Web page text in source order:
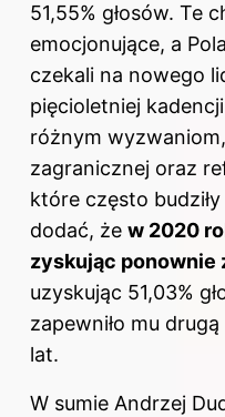
51,55% głosów. Te
emocjonujące, a
czekali na nowego
pięcioletniej kadencji
różnym
zagranicznej oraz
które często
dodać, że w 2020
zyskując ponownie
uzyskując 51,03%
zapewniło mu
lat.
W sumie Andrzej